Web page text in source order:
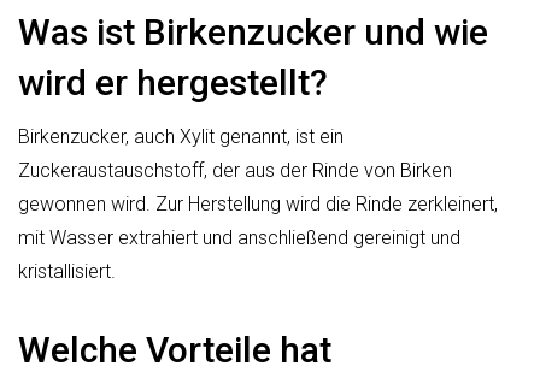
Was ist Birkenzucker und wie
wird er hergestellt?
Birkenzucker, auch Xylit genannt, ist ein
Zuckeraustauschstoff, der aus der Rinde von Birken
gewonnen wird. Zur Herstellung wird die Rinde zerkleinert,
mit Wasser extrahiert und anschließend gereinigt und
kristallisiert.
Welche Vorteile hat